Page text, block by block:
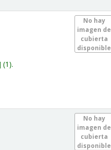
No hay
imagen de
cubierta
disponible
(1).
No hay
imagen de
cubierta
disponible